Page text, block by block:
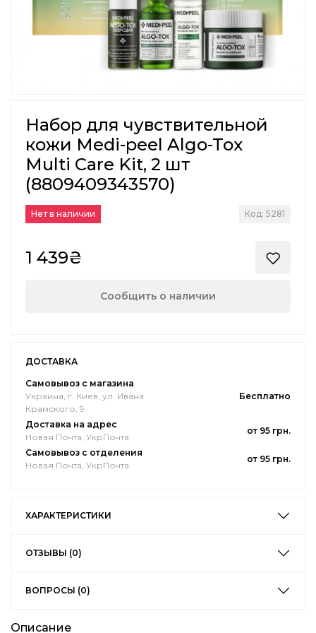
Набор для чувствительной
кожи Medi-peel Algo-Tox
Multi Care Kit, 2 шт
(8809409343570)
Нет в наличии Код: 5281
1 439₴
Сообщить о наличии
ДОСТАВКА
Самовывоз с магазина
Украина, г. Киев, ул. Ивана
Крамского, 9
Бесплатно
Доставка на адрес
Новая Почта, УкрПочта
от 95 грн.
Самовывоз с отделения
Новая Почта, УкрПочта
от 95 грн.
ХАРАКТЕРИСТИКИ
ОТЗЫВЫ (0)
ВОПРОСЫ (0)
Описание